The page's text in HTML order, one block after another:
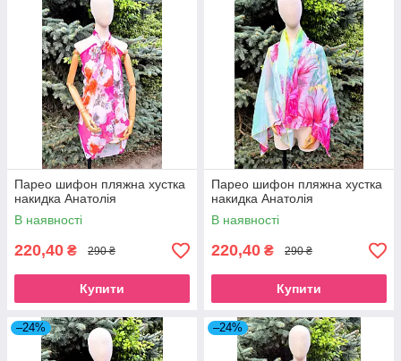
Парео шифон пляжна хустка
накидка Анатолія
В наявності
220,40 ₴ 290 ₴
Купити
Парео шифон пляжна хустка
накидка Анатолія
В наявності
220,40 ₴ 290 ₴
Купити
–24% –24%